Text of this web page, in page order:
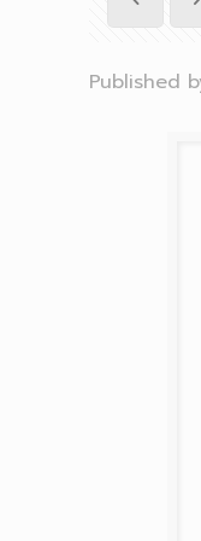
Published